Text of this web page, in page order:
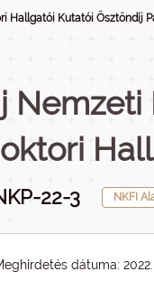
Hallgatói Kutatói Ösztöndíj
Nemzeti
22-3 NKFI
dátuma: